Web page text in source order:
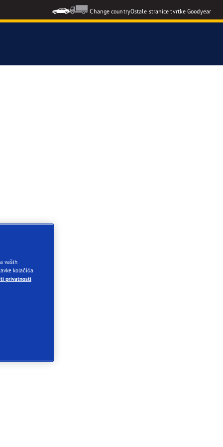
Change countryOstale stranice tvrtke Goodyear
vaših
kolačića
privatnosti